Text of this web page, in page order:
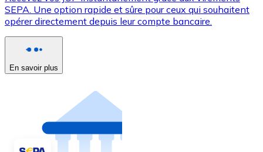
SEPA. Une option rapide et sûre pour ceux qui souhaitent
opérer directement depuis leur compte bancaire.
En savoir plus